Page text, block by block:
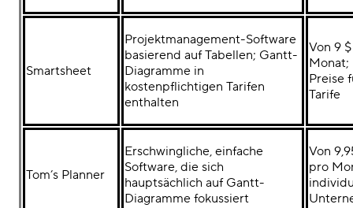
Smartsheet
Projektmanagement-Software
basierend auf Tabellen; Gantt-
Diagramme in
kostenpflichtigen Tarifen
enthalten
Von 9
Preise
Tarife
Tom’s Planner
Erschwingliche, einfache
Software, die sich
hauptsächlich auf Gantt-
Diagramme fokussiert
Von
pro